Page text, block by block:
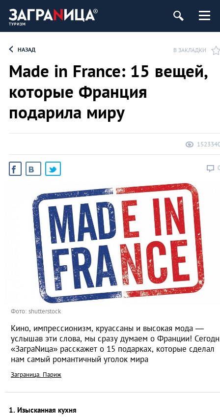
НАЗАД В ЗАКЛАДКИ
Made in France: 15 вещей,
которые Франция
подарила миру
Фото: shutterstock
Кино, импрессионизм, круассаны и высокая мода ―
услышав эти слова, мы сразу думаем о Франции!
«ЗаграNица» расскажет о 15 подарках, которые сделал
нам самый романтичный уголок мира
Заграница. Париж
1. Изысканная кухня